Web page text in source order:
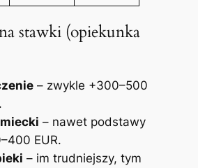
stawki (opiekunka
– zwykle +300–500
– nawet podstawy
EUR.
– im trudniejszy, tym